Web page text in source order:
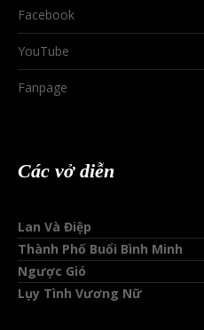
Facebook
YouTube
Fanpage
Các vở diễn
Lan Và Điệp
Thành Phố Buổi Bình Minh
Ngược Gió
Lụy Tình Vương Nữ